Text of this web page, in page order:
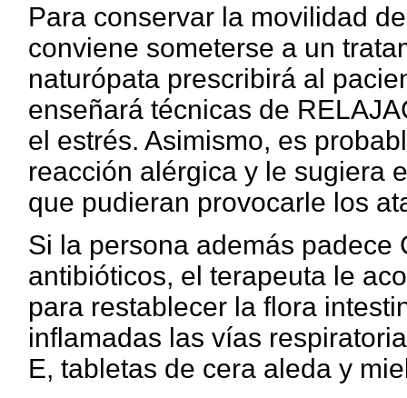
Para conservar la movilidad
conviene someterse a un
naturópata prescribirá al
enseñará técnicas de
el estrés. Asimismo, es
reacción alérgica y le sugiera
que pudieran provocarle los
Si la persona además padece
antibióticos, el terapeuta le
para restablecer la flora
inflamadas las vías
E, tabletas de cera aleda y